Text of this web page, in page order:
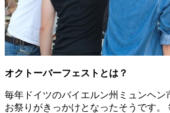
オクトーバーフェストとは？
毎年ドイツのバイエルン州ミュンヘ
お祭りがきっかけとなったそうです。